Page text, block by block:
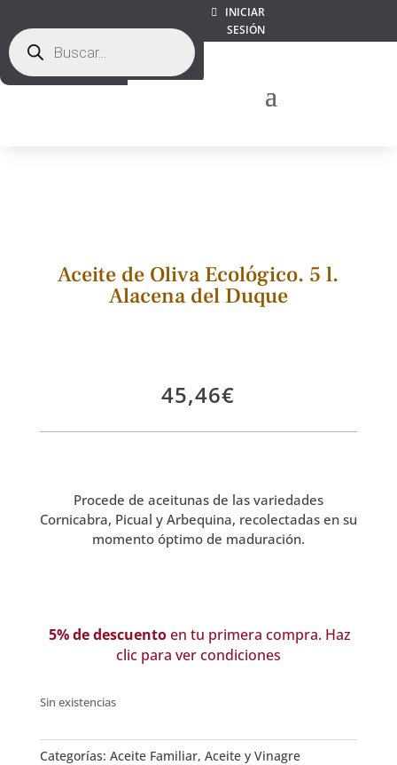
Búsqueda
de
productos
INICIAR
SESIÓN
Aceite de Oliva Ecológico. 5 l.
Alacena del Duque
45,46€
Procede de aceitunas de las variedades
Cornicabra, Picual y Arbequina, recolectadas en su
momento óptimo de maduración.
5% de descuentoen tu primera compra. Haz
clic para ver condiciones
Sin existencias
Categorías: Aceite Familiar, Aceite y Vinagre